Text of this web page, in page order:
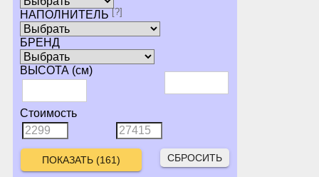
НАПОЛНИТЕЛЬ [?]
БРЕНД
ВЫСОТА (см)
Стоимость
СБРОСИТЬ